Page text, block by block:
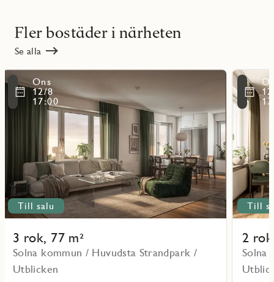
Fler bostäder i närheten
Se alla
Till salu
3 rok, 77 m²
Solna kommun / Huvudsta Strandpark /
Utblicken
Ons
12/8
17:00
Läs
mer
objekt
Till
2
Solna
Läs
mer
om
objekt
11403